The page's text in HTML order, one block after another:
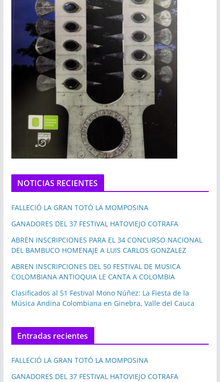
NOTICIAS RECIENTES
FALLECIÓ LA GRAN TOTÓ LA MOMPOSINA
GANADORES DEL 37 FESTIVAL HATOVIEJO COTRAFA
ABREN INSCRIPCIONES PARA EL 34 CONCURSO NACIONAL
DEL BAMBUCO HOMENAJE A LUIS CARLOS GONZALEZ
ABREN INSCRIPCIONES DEL 50 FESTIVAL DE MUSICA
COLOMBIANA ANTIOQUIA LE CANTA A COLOMBIA
Clasificados al 51 Festival Mono Núñez: La Fiesta de la
Música Andina Colombiana en Ginebra, Valle del Cauca
Entradas recientes
FALLECIÓ LA GRAN TOTÓ LA MOMPOSINA
GANADORES DEL 37 FESTIVAL HATOVIEJO COTRAFA